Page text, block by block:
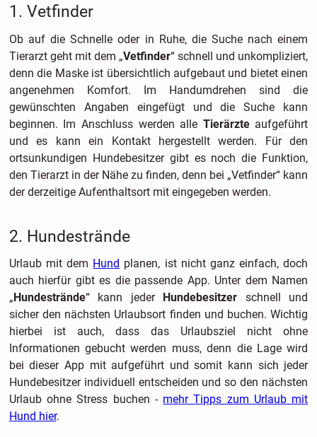
1. Vetfinder
Ob auf die Schnelle oder in Ruhe, die Suche nach einem
Tierarzt geht mit dem „Vetfinder“ schnell und unkompliziert,
denn die Maske ist übersichtlich aufgebaut und bietet einen
angenehmen Komfort. Im Handumdrehen sind die
gewünschten Angaben eingefügt und die Suche kann
beginnen. Im Anschluss werden alle Tierärzte aufgeführt
und es kann ein Kontakt hergestellt werden. Für den
ortsunkundigen Hundebesitzer gibt es noch die Funktion,
den Tierarzt in der Nähe zu finden, denn bei „Vetfinder“ kann
der derzeitige Aufenthaltsort mit eingegeben werden.
2. Hundestrände
Urlaub mit dem Hund planen, ist nicht ganz einfach, doch
auch hierfür gibt es die passende App. Unter dem Namen
„ Hundestrände“ kann jeder Hundebesitzer schnell und
sicher den nächsten Urlaubsort finden und buchen. Wichtig
hierbei ist auch, dass das Urlaubsziel nicht ohne
Informationen gebucht werden muss, denn die Lage wird
bei dieser App mit aufgeführt und somit kann sich jeder
Hundebesitzer individuell entscheiden und so den nächsten
Urlaub ohne Stress buchen - mehr Tipps zum Urlaub mit
Hund hier.